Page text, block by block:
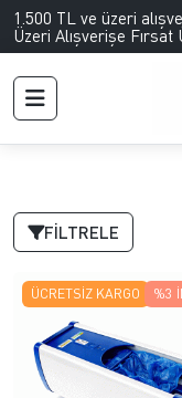
1.500 TL ve üzeri
Üzeri Alışverişe
FILTRELE
ÜCRETSIZ KARGO %3